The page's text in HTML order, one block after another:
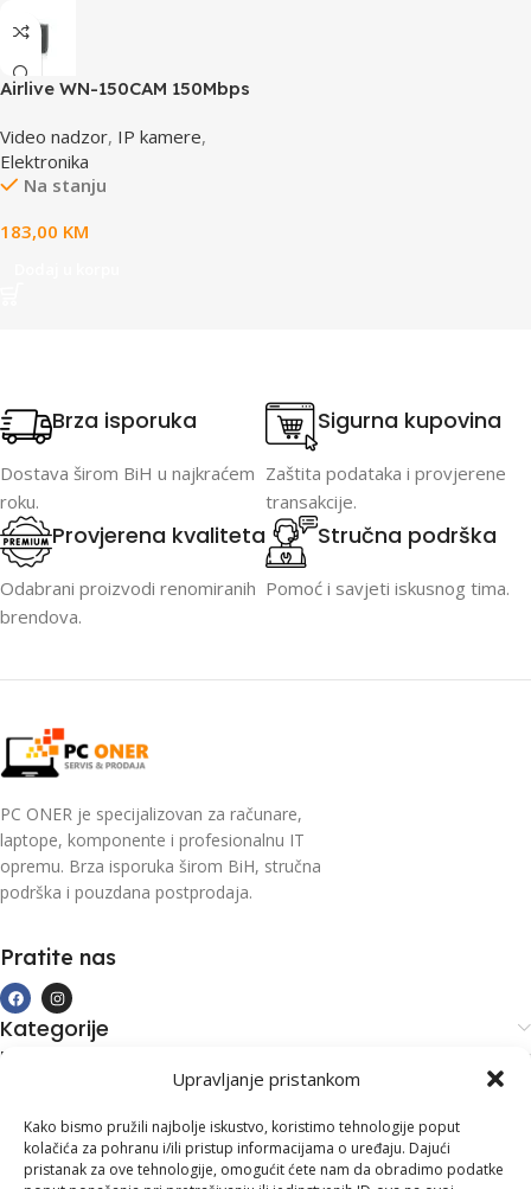
Upravljanje pristankom
Kako bismo pružili najbolje iskustvo, koristimo tehnologije poput
kolačića za pohranu i/ili pristup informacijama o uređaju. Dajući
pristanak za ove tehnologije, omogućit ćete nam da obradimo podatke
Airlive WN-150CAM 150Mbps
Video nadzor, IP kamere,
Elektronika
Na stanju
183,00 KM
Brza isporuka
Dostava širom BiH u najkraćem
roku.
Sigurna kupovina
Zaštita podataka i provjerene
transakcije.
Provjerena kvaliteta
Odabrani proizvodi renomiranih
brendova.
Stručna podrška
Pomoć i savjeti iskusnog tima.
PC ONER je specijalizovan za računare,
laptope, komponente i profesionalnu IT
opremu. Brza isporuka širom BiH, stručna
podrška i pouzdana postprodaja.
Pratite nas
Kategorije
Kupovina i podrška
Kontakt informacije
Branilaca Bosne, 75 300 Lukavac